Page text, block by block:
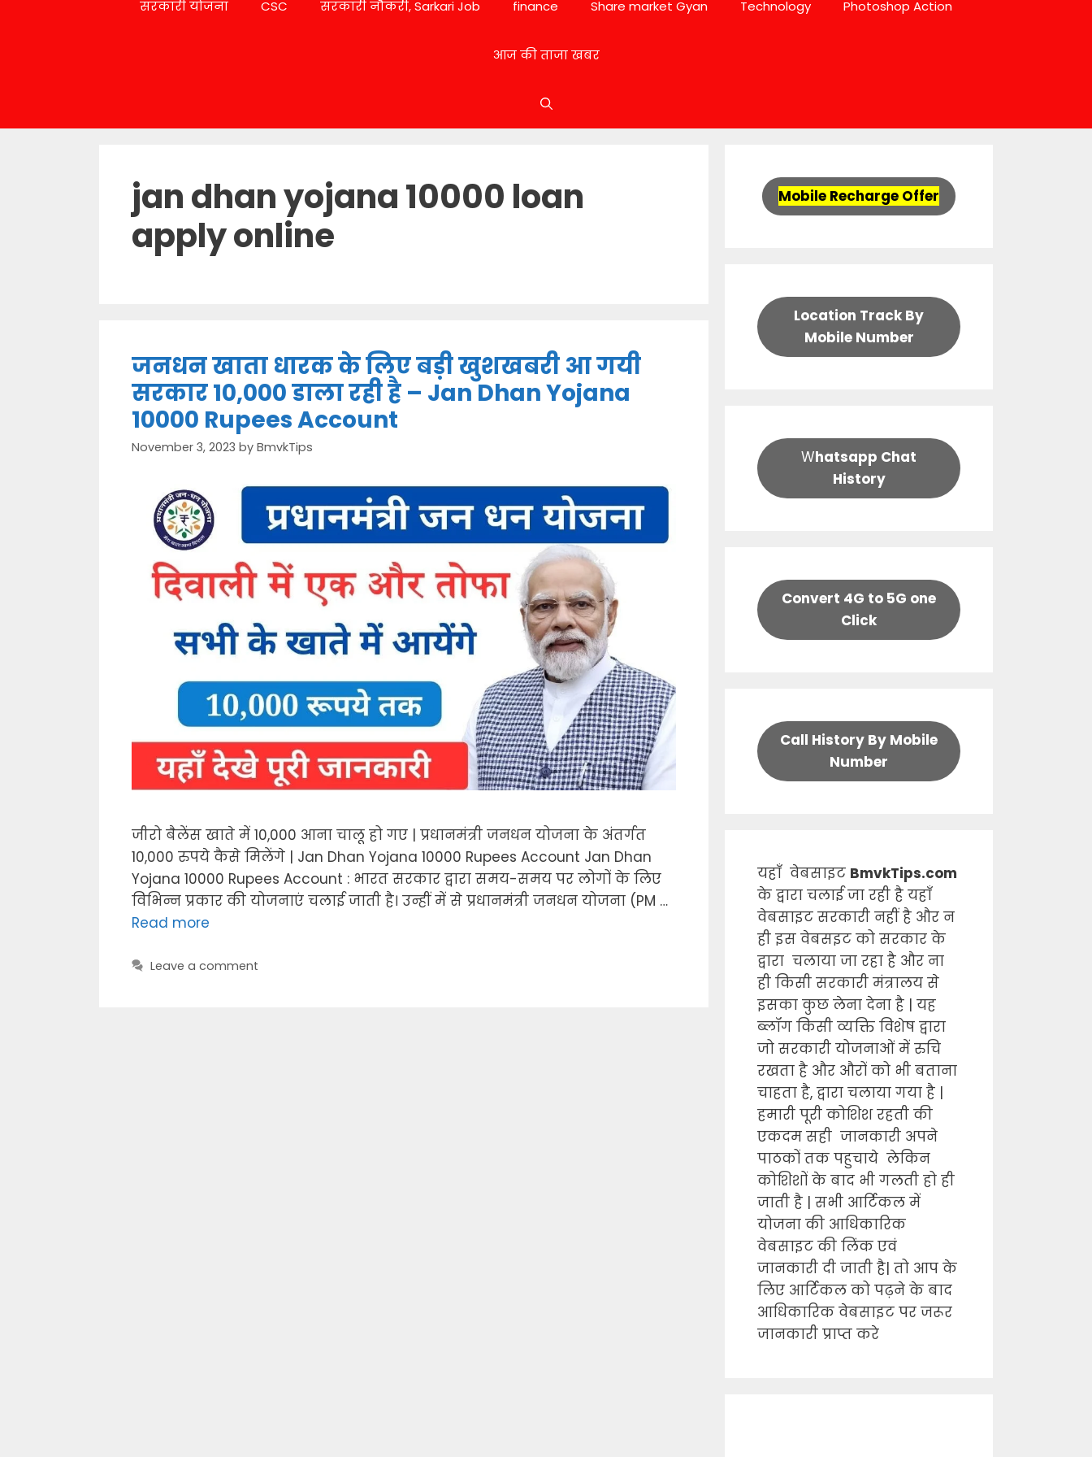
सरकारी योजना CSC सरकारी नौकरी, Sarkari Job finance Share market Gyan Technology Photoshop Action
आज की ताजा खबर
jan dhan yojana 10000 loan
apply online
जनधन खाता धारक के लिए बड़ी खुशखबरी आ गयी
सरकार 10,000 डाला रही है – Jan Dhan Yojana
10000 Rupees Account
November 3, 2023 by BmvkTips
जीरो बैलेंस खाते में 10,000 आना चालू हो गए | प्रधानमंत्री जनधन योजना के अंतर्गत
10,000 रुपये कैसे मिलेंगे | Jan Dhan Yojana 10000 Rupees Account Jan Dhan
Yojana 10000 Rupees Account : भारत सरकार द्वारा समय-समय पर लोगों के लिए
विभिन्न प्रकार की योजनाएं चलाई जाती है। उन्हीं में से प्रधानमंत्री जनधन योजना (PM …
Read more
Leave a comment
Mobile Recharge Offer
Location Track By
Mobile Number
Whatsapp Chat
History
Convert 4G to 5G one
Click
Call History By Mobile
Number
यहाँ वेबसाइट BmvkTips.com
के द्वारा चलाई जा रही है यहाँ
वेबसाइट सरकारी नहीं है और न
ही इस वेबसइट को सरकार के
द्वारा चलाया जा रहा है और ना
ही किसी सरकारी मंत्रालय से
इसका कुछ लेना देना है | यह
ब्लॉग किसी व्यक्ति विशेष द्वारा
जो सरकारी योजनाओं में रुचि
रखता है और औरों को भी बताना
चाहता है, द्वारा चलाया गया है |
हमारी पूरी कोशिश रहती की
एकदम सही जानकारी अपने
पाठकों तक पहुचाये लेकिन
कोशिशों के बाद भी गलती हो ही
जाती है | सभी आर्टिकल में
योजना की आधिकारिक
वेबसाइट की लिंक एवं
जानकारी दी जाती है| तो आप के
लिए आर्टिकल को पढ़ने के बाद
आधिकारिक वेबसाइट पर जरूर
जानकारी प्राप्त करे